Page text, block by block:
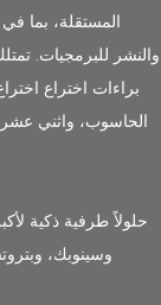
المستقلة، بما في
والنشر للبرمجيات.
براءات اختراع
الحاسوب، واثني